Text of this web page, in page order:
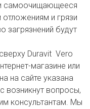
самоочищающееся
и грязи
загрязнений будут
Duravit Vero
магазине или
на сайте указана
возникнут вопросы,
консультантам. Мы